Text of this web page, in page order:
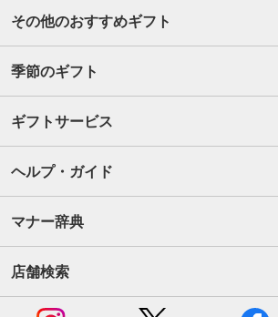
その他のおすすめギフト
季節のギフト
ギフトサービス
ヘルプ・ガイド
マナー辞典
店舗検索